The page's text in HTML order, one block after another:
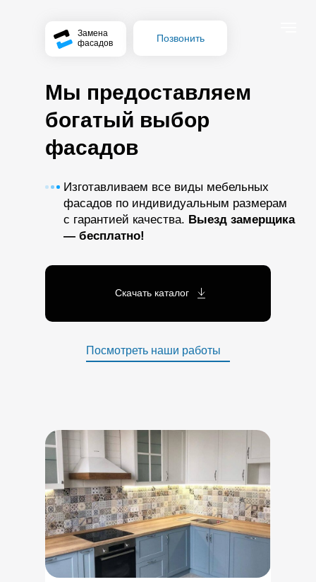
Мы предоставляем
богатый выбор
фасадов
Изготавливаем все виды мебельных
фасадов по индивидуальным размерам
с гарантией качества. Выезд замерщика
— бесплатно!
Замена
фасадов
Посмотреть наши работы
Позвонить
Скачать каталог